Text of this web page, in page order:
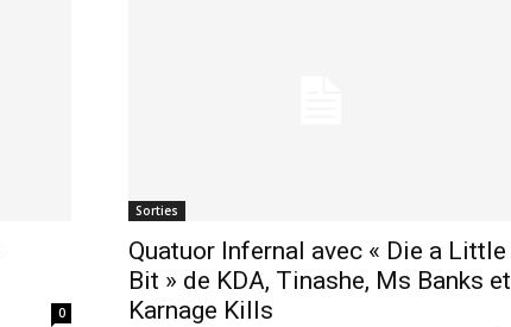
0
Sorties
Quatuor Infernal avec « Die a Little
Bit » de KDA, Tinashe, Ms Banks et
Karnage Kills